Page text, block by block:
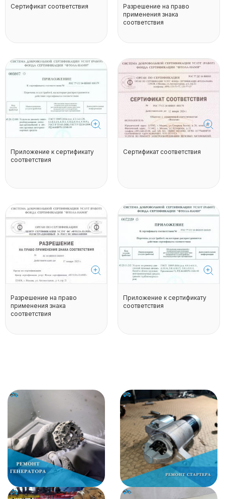
Сертификат соответствия
Разрешение на право
применения знака
соответствия
Приложение к сертификату
соответствия
Сертификат соответствия
Разрешение на право
применения знака
соответствия
Приложение к сертификату
соответствия